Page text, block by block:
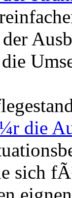
die
sich